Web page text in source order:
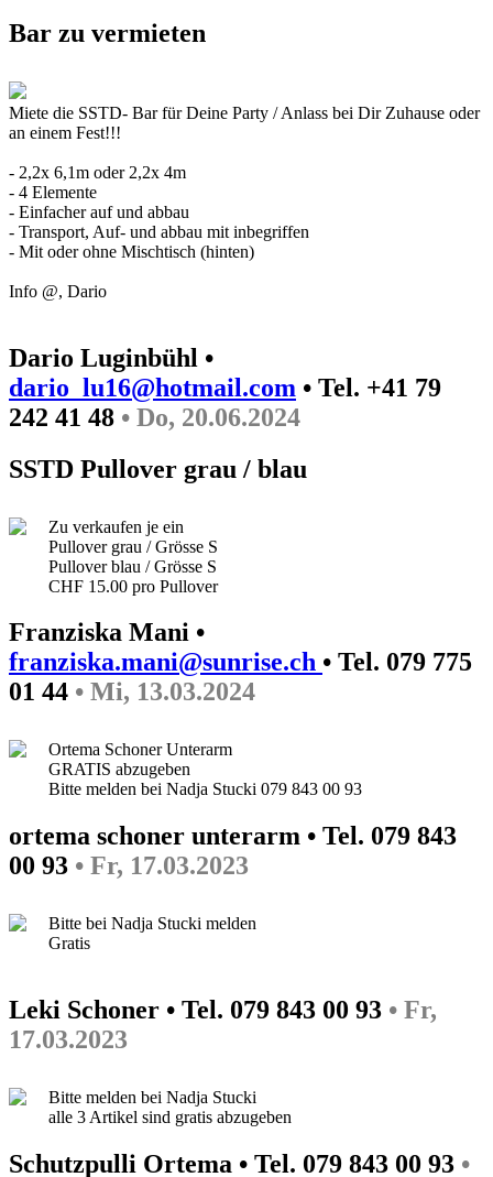
Bar zu vermieten
Miete die SSTD- Bar für Deine Party / Anlass bei Dir Zuhause oder
an einem Fest!!!
- 2,2x 6,1m oder 2,2x 4m
- 4 Elemente
- Einfacher auf und abbau
- Transport, Auf- und abbau mit inbegriffen
- Mit oder ohne Mischtisch (hinten)
Info @, Dario
Dario Luginbühl •
dario_lu16@hotmail.com • Tel. +41 79
242 41 48 • Do, 20.06.2024
SSTD Pullover grau / blau
Zu verkaufen je ein
Pullover grau / Grösse S
Pullover blau / Grösse S
CHF 15.00 pro Pullover
Franziska Mani •
franziska.mani@sunrise.ch • Tel. 079 775
01 44 • Mi, 13.03.2024
Ortema Schoner Unterarm
GRATIS abzugeben
Bitte melden bei Nadja Stucki 079 843 00 93
ortema schoner unterarm • Tel. 079 843
00 93 • Fr, 17.03.2023
Bitte bei Nadja Stucki melden
Gratis
Leki Schoner • Tel. 079 843 00 93 • Fr,
17.03.2023
Bitte melden bei Nadja Stucki
alle 3 Artikel sind gratis abzugeben
Schutzpulli Ortema • Tel. 079 843 00 93 •